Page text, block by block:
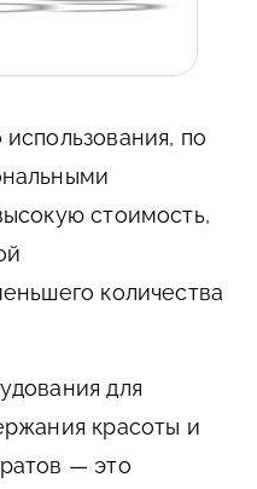
по
стоимость,
количества
для
красоты и
— это